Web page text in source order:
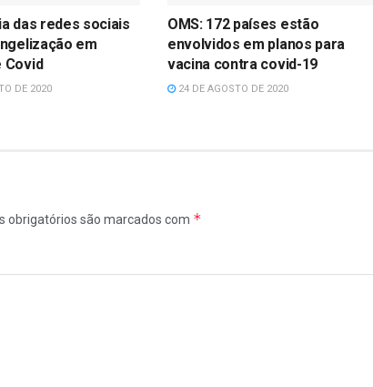
das redes sociais
em
Covid
DE 2020
OMS: 172 países estão
envolvidos em planos para
vacina contra covid-19
24 DE AGOSTO DE 2020
obrigatórios são marcados com *